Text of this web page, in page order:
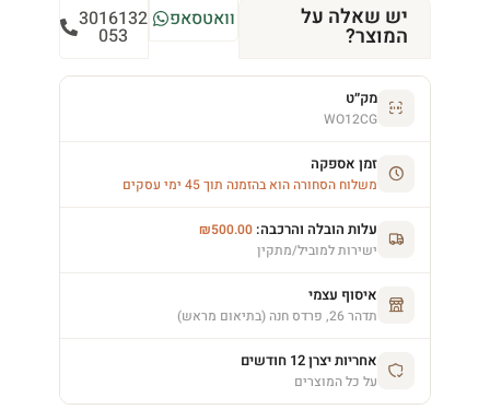
יש שאלה על
המוצר?
וואטסאפ 3016132
053
מק״ט
WO12CG
זמן אספקה
משלוח הסחורה הוא בהזמנה תוך 45 ימי עסקים
עלות הובלה והרכבה: ₪500.00
ישירות למוביל/מתקין
איסוף עצמי
תדהר 26, פרדס חנה (בתיאום מראש)
אחריות יצרן 12 חודשים
על כל המוצרים